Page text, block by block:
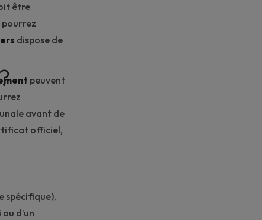
être
pourrez
dispose de
peuvent
avant de
officiel,
spécifique),
d’un